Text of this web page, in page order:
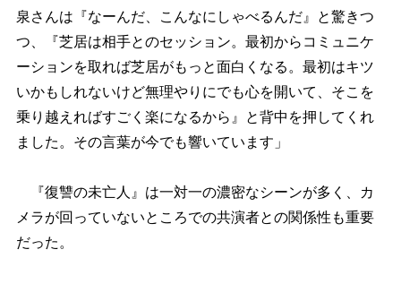
泉さんは『なーんだ、こんなにしゃべるんだ』と驚きつ
つ、『芝居は相手とのセッション。最初からコミュニケ
ーションを取れば芝居がもっと面白くなる。最初はキツ
いかもしれないけど無理やりにでも心を開いて、そこを
乗り越えればすごく楽になるから』と背中を押してくれ
ました。その言葉が今でも響いています」
『復讐の未亡人』は一対一の濃密なシーンが多く、カ
メラが回っていないところでの共演者との関係性も重要
だった。